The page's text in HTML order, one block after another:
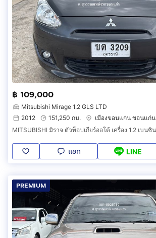
฿ 109,000
Mitsubishi Mirage 1.2 GLS LTD
2012
151,250 กม.
เมืองขอนแก่น ขอนแก่น
แชท LINE
PREMIUM